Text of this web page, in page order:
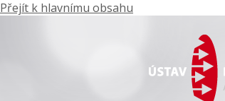
Přejít k hlavnímu obsahu